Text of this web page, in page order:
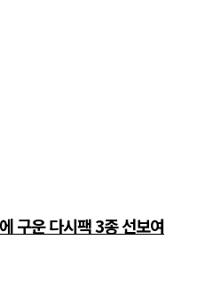
구운 다시팩 3종 선보여